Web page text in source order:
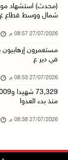
(محدث) استشهاد
شمال ووسط قطاع غ
27/07/2026 08:57 م
مستعمرون إرهابيون
في دير ع
27/07/2026 08:53 م
منذ بدء العدوا
27/07/2026 08:38 م